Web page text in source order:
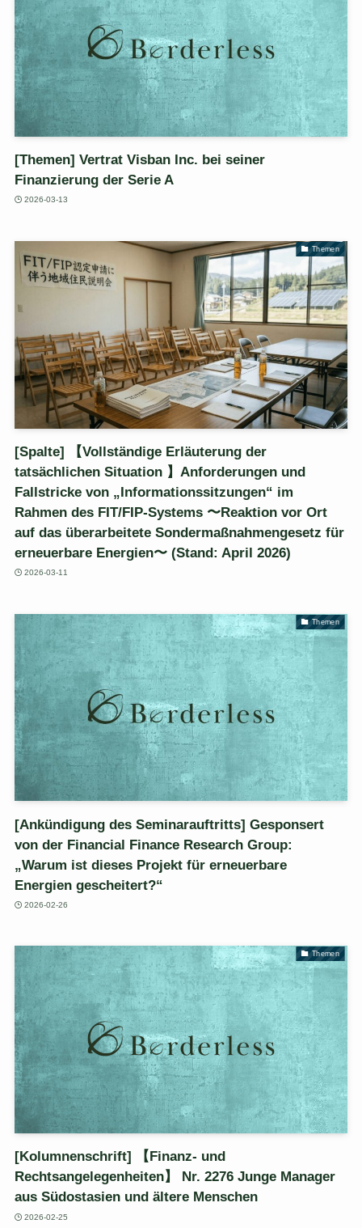
[Themen] Vertrat Visban Inc. bei seiner
Finanzierung der Serie A
2026-03-13
Themen
[Spalte] 【Vollständige Erläuterung der
tatsächlichen Situation 】Anforderungen und
Fallstricke von „Informationssitzungen“ im
Rahmen des FIT/FIP-Systems 〜Reaktion vor Ort
auf das überarbeitete Sondermaßnahmengesetz für
erneuerbare Energien〜 (Stand: April 2026)
2026-03-11
Themen
[Ankündigung des Seminarauftritts] Gesponsert
von der Financial Finance Research Group:
„Warum ist dieses Projekt für erneuerbare
Energien gescheitert?“
2026-02-26
Themen
[Kolumnenschrift] 【Finanz- und
Rechtsangelegenheiten】 Nr. 2276 Junge Manager
aus Südostasien und ältere Menschen
2026-02-25